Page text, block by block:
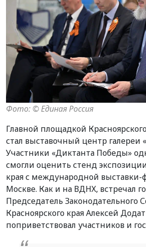
Фото: ©️ Единая Россия
Главной площадкой
стал выставочный центр галереи
Участники «Диктанта Победы»
смогли оценить стенд
края с международной выставки-
Москве. Как и на ВДНХ, встречал
Председатель Законодательного
Красноярского края Алексей
поприветствовал участников и